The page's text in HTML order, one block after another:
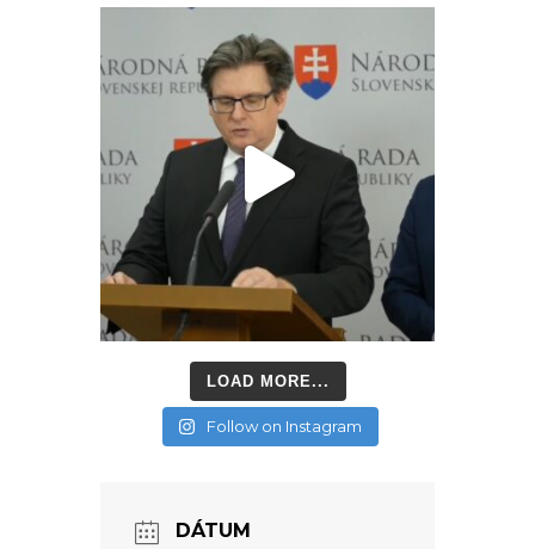
LOAD MORE...
Follow on Instagram
DÁTUM